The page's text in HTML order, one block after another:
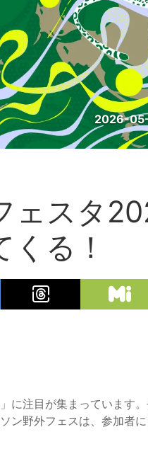
2026-
スタ
る！
に注目が集まっています
ン野外フェスは、参加者